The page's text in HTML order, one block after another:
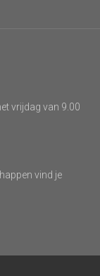
vrijdag van 9.00
vind je